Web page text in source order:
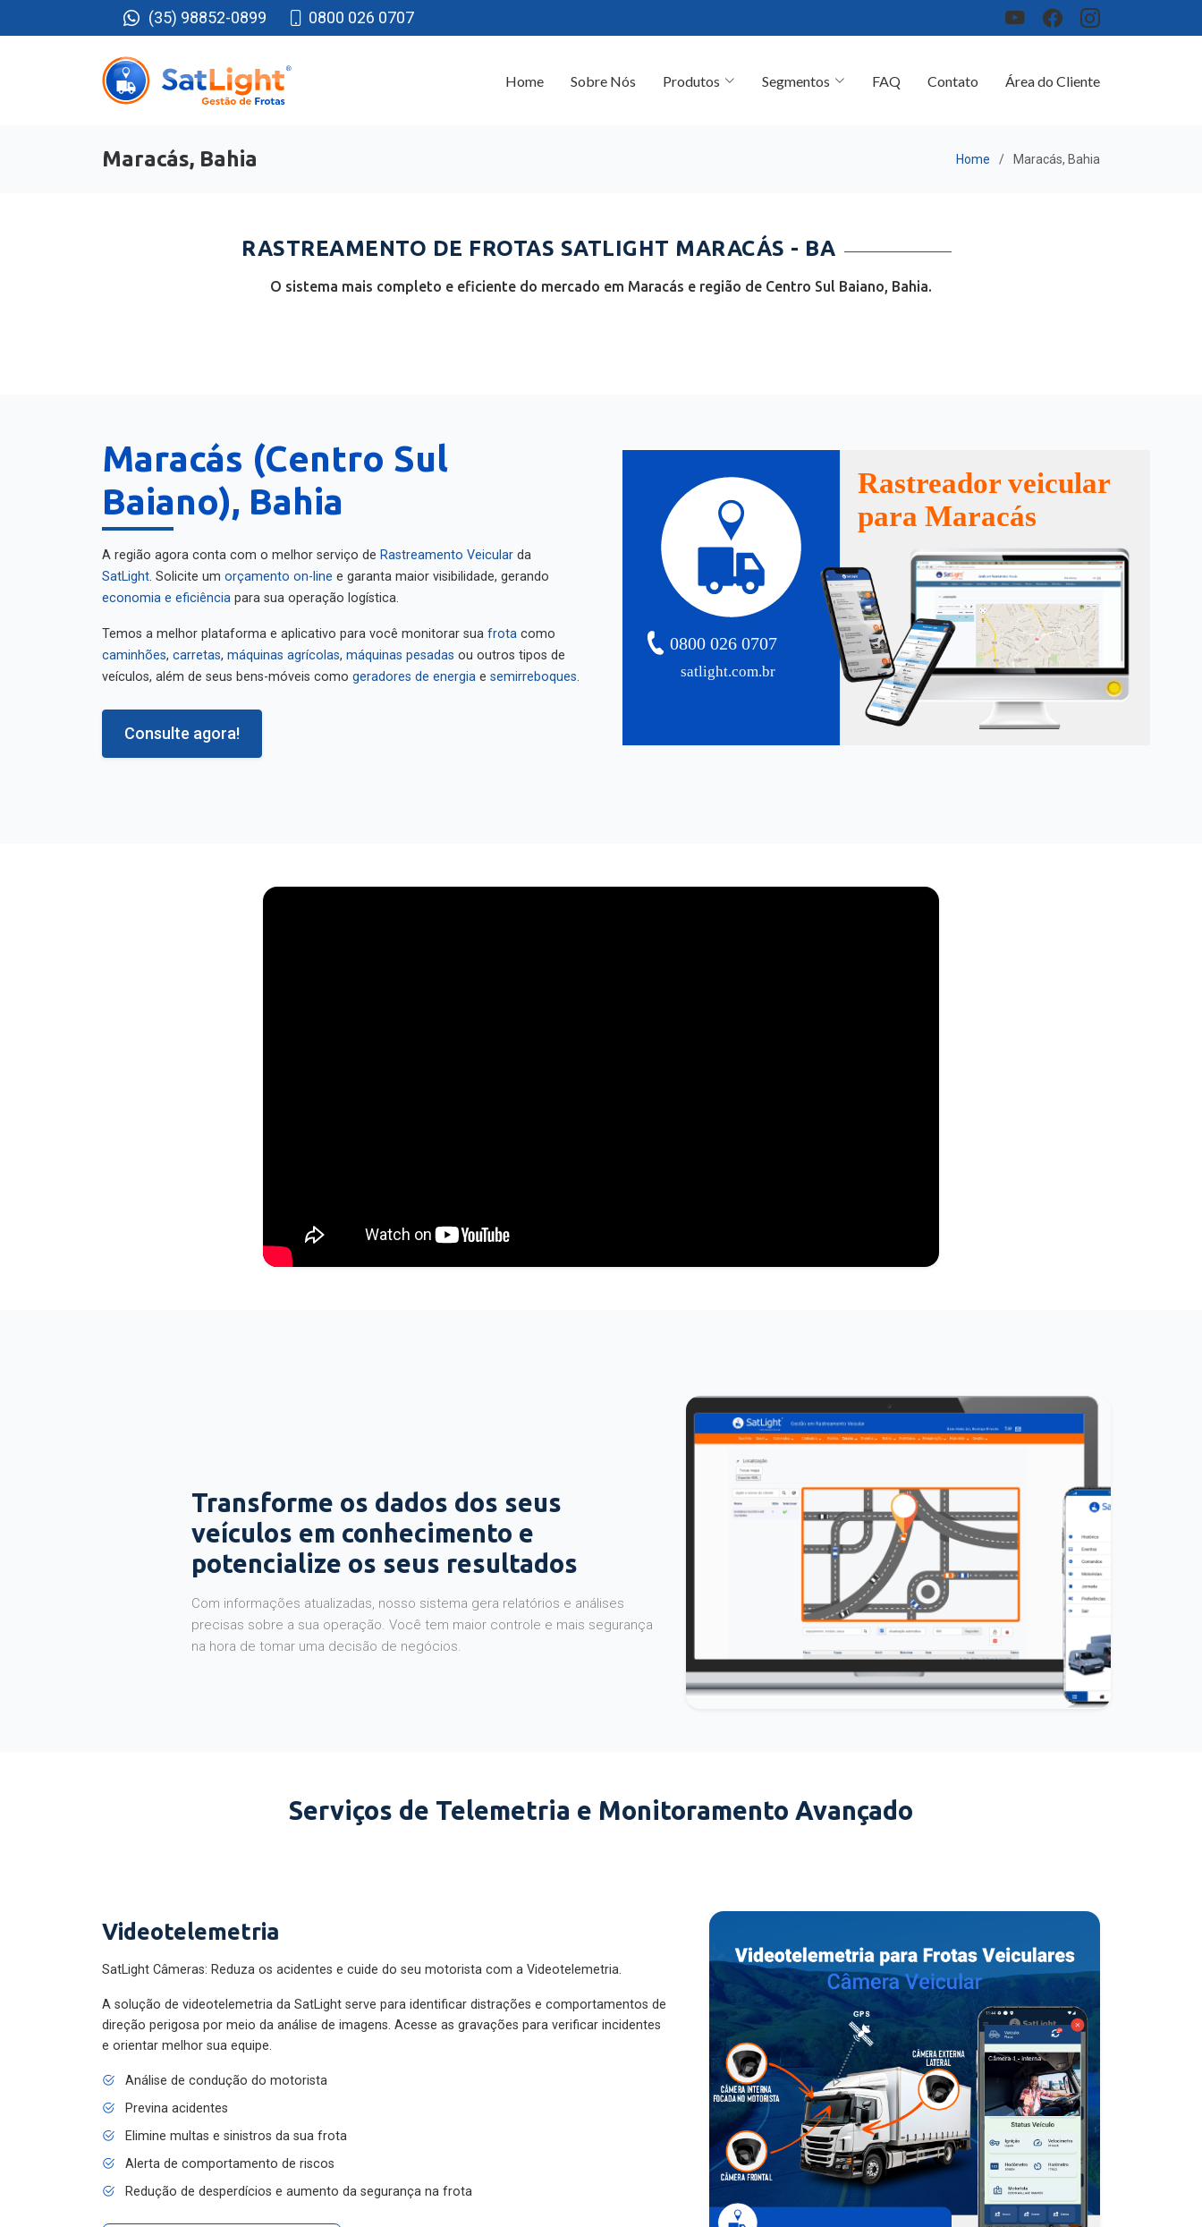
(35) 98852-0899 0800 026 0707
Home Sobre Nós Produtos Segmentos FAQ Contato Área do Cliente
Maracás, Bahia Home Maracás, Bahia
RASTREAMENTO DE FROTAS SATLIGHT MARACÁS - BA
O sistema mais completo e eficiente do mercado em Maracás e região de Centro Sul Baiano, Bahia.
Maracás (Centro Sul
Baiano), Bahia
A região agora conta com o melhor serviço de Rastreamento Veicular da
SatLight. Solicite um orçamento on-line e garanta maior visibilidade, gerando
economia e eficiência para sua operação logística.
Temos a melhor plataforma e aplicativo para você monitorar sua frota como
caminhões, carretas, máquinas agrícolas, máquinas pesadas ou outros tipos de
veículos, além de seus bens-móveis como geradores de energia e semirreboques.
Consulte agora!
satlight.com.br
0800 026 0707
Rastreador veicular
para Maracás
Transforme os dados dos seus
veículos em conhecimento e
potencialize os seus resultados
Com informações atualizadas, nosso sistema gera relatórios e análises
precisas sobre a sua operação. Você tem maior controle e mais segurança
na hora de tomar uma decisão de negócios.
Serviços de Telemetria e Monitoramento Avançado
Videotelemetria
SatLight Câmeras: Reduza os acidentes e cuide do seu motorista com a Videotelemetria.
A solução de videotelemetria da SatLight serve para identificar distrações e comportamentos de
direção perigosa por meio da análise de imagens. Acesse as gravações para verificar incidentes
e orientar melhor sua equipe.
Análise de condução do motorista
Previna acidentes
Elimine multas e sinistros da sua frota
Alerta de comportamento de riscos
Redução de desperdícios e aumento da segurança na frota